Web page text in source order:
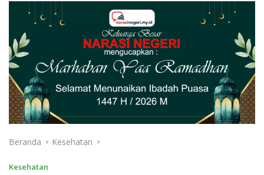
Beranda Kesehatan
Kesehatan